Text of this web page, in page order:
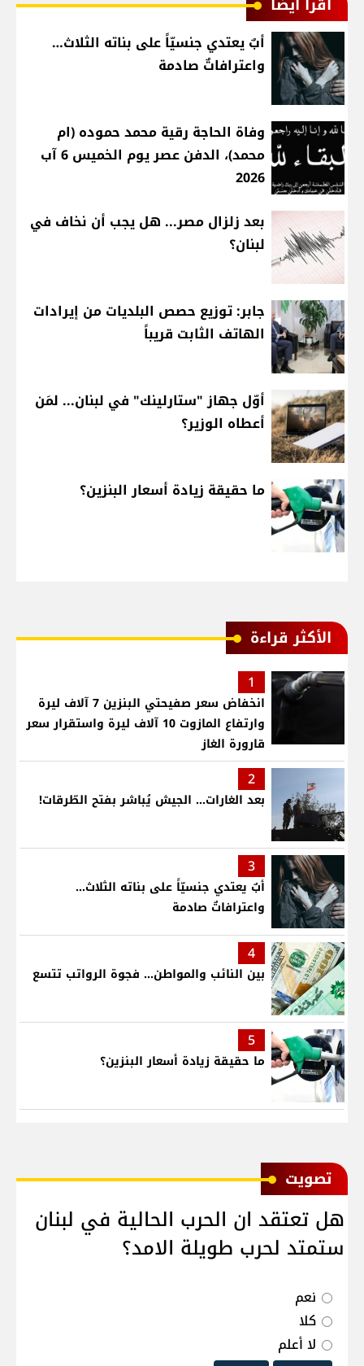
أبٌ يعتدي جنسيّاً على بناته الثلاث…
واعترافاتٌ صادمة
وفاة الحاجة رقية محمد حموده (ام
محمد)، الدفن عصر يوم الخميس 6 آب
2026
بعد زلزال مصر... هل يجب أن نخاف في
لبنان؟
جابر: توزيع حصص البلديات من إيرادات
الهاتف الثابت قريباً
أوّل جهاز "ستارلينك" في لبنان... لمَن
أعطاه الوزير؟
ما حقيقة زيادة أسعار البنزين؟
الأكثر قراءة
1
انخفاض سعر صفيحتي البنزين 7 آلاف ليرة
وارتفاع المازوت 10 آلاف ليرة واستقرار سعر
قارورة الغاز
2
بعد الغارات... الجيش يُباشر بفتح الطّرقات!
3
أبٌ يعتدي جنسيّاً على بناته الثلاث…
واعترافاتٌ صادمة
4
بين النائب والمواطن... فجوة الرواتب تتسع
5
ما حقيقة زيادة أسعار البنزين؟
ﺗﺼﻮﻳﺖ
هل تعتقد ان الحرب الحالية في لبنان
ستمتد لحرب طويلة الامد؟
نعم
كلا
لا أعلم